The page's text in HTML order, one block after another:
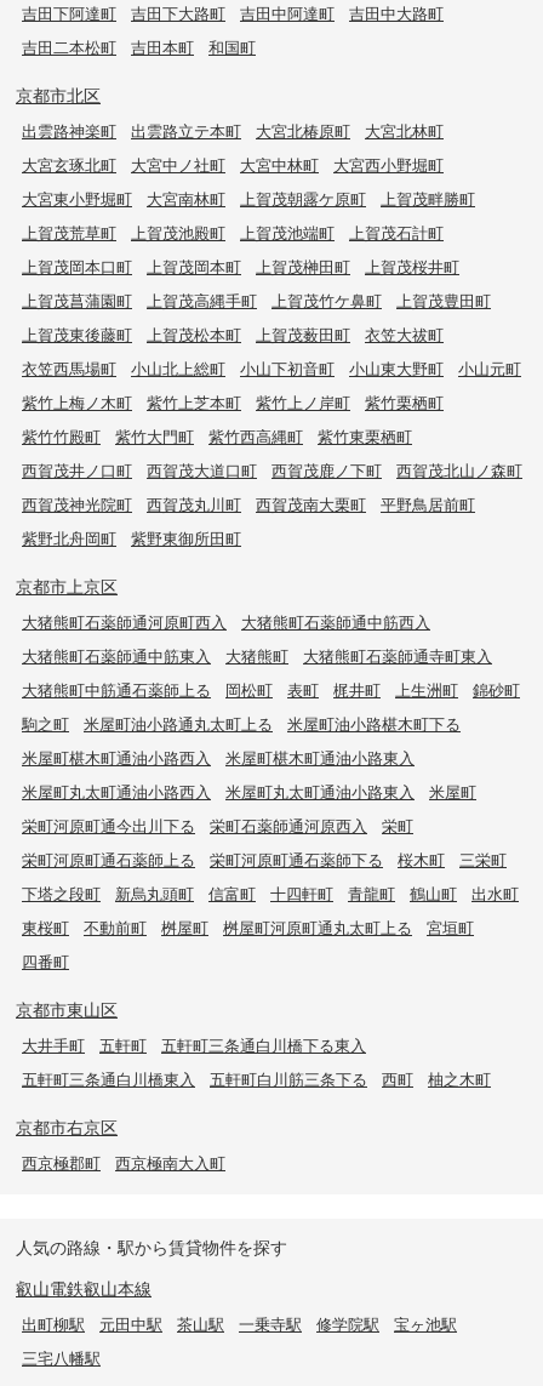
吉田下阿達町
吉田下大路町 吉田中阿達町
吉田中大路町
吉田二本松町
吉田本町 和国町
京都市北区
出雲路神楽町 出雲路立テ本町 大宮北椿原町
大宮北林町
大宮玄琢北町
大宮中ノ社町 大宮中林町
大宮西小野堀町
大宮東小野堀町
大宮南林町 上賀茂朝露ケ原町
上賀茂畔勝町
上賀茂荒草町
上賀茂池殿町 上賀茂池端町
上賀茂石計町
上賀茂岡本口町
上賀茂岡本町 上賀茂榊田町
上賀茂桜井町
上賀茂菖蒲園町
上賀茂高縄手町 上賀茂竹ケ鼻町
上賀茂豊田町
上賀茂東後藤町
上賀茂松本町 上賀茂薮田町
衣笠大祓町
衣笠西馬場町
小山北上総町 小山下初音町 小山東大野町
小山元町
紫竹上梅ノ木町
紫竹上芝本町 紫竹上ノ岸町
紫竹栗栖町
紫竹竹殿町
紫竹大門町 紫竹西高縄町
紫竹東栗栖町
西賀茂井ノ口町
西賀茂大道口町 西賀茂鹿ノ下町
西賀茂北山ノ森町
西賀茂神光院町
西賀茂丸川町 西賀茂南大栗町
平野鳥居前町
紫野北舟岡町
紫野東御所田町
京都市上京区
大猪熊町石薬師通河原町西入
大猪熊町石薬師通中筋西入
大猪熊町石薬師通中筋東入
大猪熊町
大猪熊町石薬師通寺町東入
大猪熊町中筋通石薬師上る
岡松町 表町 梶井町 上生洲町
錦砂町
駒之町
米屋町油小路通丸太町上る
米屋町油小路椹木町下る
米屋町椹木町通油小路西入
米屋町椹木町通油小路東入
米屋町丸太町通油小路西入
米屋町丸太町通油小路東入
米屋町
栄町河原町通今出川下る
栄町石薬師通河原西入
栄町
栄町河原町通石薬師上る
栄町河原町通石薬師下る 桜木町
三栄町
下塔之段町
新烏丸頭町 信富町 十四軒町 青龍町 鶴山町
出水町
東桜町
不動前町 桝屋町 桝屋町河原町通丸太町上る
宮垣町
四番町
京都市東山区
大井手町 五軒町
五軒町三条通白川橋下る東入
五軒町三条通白川橋東入
五軒町白川筋三条下る 西町 柚之木町
京都市右京区
西京極郡町 西京極南大入町
人気の路線・駅から賃貸物件を探す
叡山電鉄叡山本線
出町柳駅 元田中駅 茶山駅 一乗寺駅 修学院駅
宝ヶ池駅
三宅八幡駅